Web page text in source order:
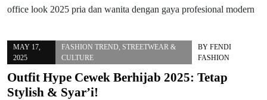
office look 2025 pria dan wanita dengan gaya profesional modern
MAY 17,
2025
FASHION TREND STREETWEAR &
CULTURE
BYFENDI
FASHION
Outfit Hype Cewek Berhijab 2025: Tetap
Stylish & Syar’i!